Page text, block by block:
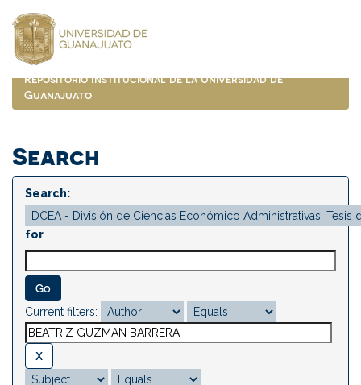
navigation
Repositorio Institucional de la Universidad de
Guanajuato
Search
Search:
for
Current filters: